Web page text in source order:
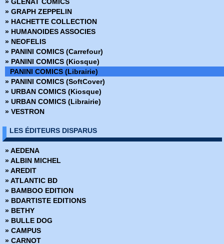
» Buffy contre les vampires Saison 8
» Coffret Panini Comics
» Collection inconnue
» Conan (2009)
» Conan Colossal
» Conan le barbare (2019)
» Conan le barbare (2024)
» Dark Horse
» Dark Side
» DC Absolute
» DC Anthologie
» DC Archives
» DC Cult
» DC Deluxe
» DC Heroes
» DC Icons
» DC Omnibus
» Deadpool Versus
» Dynamite
» Edition limitée
» Edition Prestige
» Encyclopédies Marvel
» Ere de Conan
» GLENAT COMICS
» GRAPH ZEPPELIN
» HACHETTE COLLECTION
» HUMANOIDES ASSOCIES
» NEOFELIS
» PANINI COMICS (Carrefour)
» PANINI COMICS (Kiosque)
PANINI COMICS (Librairie)
» PANINI COMICS (SoftCover)
» URBAN COMICS (Kiosque)
» URBAN COMICS (Librairie)
» VESTRON
LES ÉDITEURS DISPARUS
» AEDENA
» ALBIN MICHEL
» AREDIT
» ATLANTIC BD
» BAMBOO EDITION
» BDARTISTE EDITIONS
» BETHY
» BULLE DOG
» CAMPUS
» CARNOT